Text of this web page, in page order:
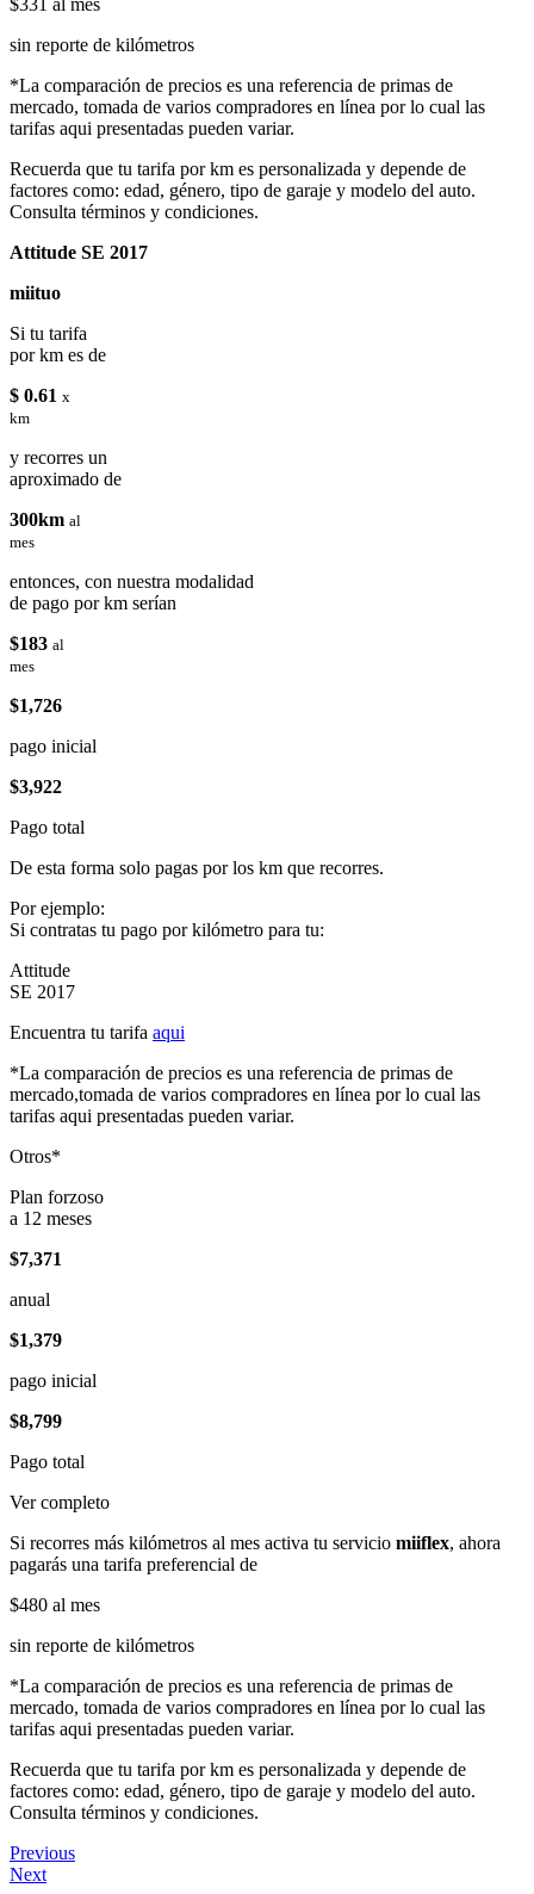
sin reporte de kilómetros
*La comparación de precios es una referencia de primas de
mercado, tomada de varios compradores en línea por lo cual las
tarifas aqui presentadas pueden variar.
Recuerda que tu tarifa por km es personalizada y depende de
factores como: edad, género, tipo de garaje y modelo del auto.
Consulta términos y condiciones.
Attitude SE 2017
miituo
Si tu tarifa
por km es de
$ 0.61 x
km
y recorres un
aproximado de
300km al
mes
entonces, con nuestra modalidad
de pago por km serían
$183 al
mes
$1,726
pago inicial
$3,922
Pago total
De esta forma solo pagas por los km que recorres.
Por ejemplo:
Si contratas tu pago por kilómetro para tu:
Attitude
SE 2017
Encuentra tu tarifa aqui
*La comparación de precios es una referencia de primas de
mercado,tomada de varios compradores en línea por lo cual las
tarifas aqui presentadas pueden variar.
Otros*
Plan forzoso
a 12 meses
$7,371
anual
$1,379
pago inicial
$8,799
Pago total
Ver completo
Si recorres más kilómetros al mes activa tu servicio miiflex, ahora
pagarás una tarifa preferencial de
$480 al mes
sin reporte de kilómetros
*La comparación de precios es una referencia de primas de
mercado, tomada de varios compradores en línea por lo cual las
tarifas aqui presentadas pueden variar.
Recuerda que tu tarifa por km es personalizada y depende de
factores como: edad, género, tipo de garaje y modelo del auto.
Consulta términos y condiciones.
Previous
Next